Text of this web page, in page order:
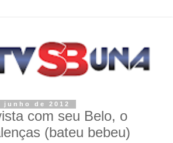
de 2012
com seu Belo, o
(bateu bebeu)